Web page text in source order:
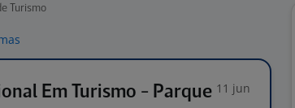
Turismo
Em Turismo - Parque 11 jun